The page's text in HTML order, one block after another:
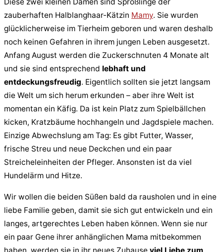
zauberhaften Halblanghaar-Kätzin Mamy. Sie wurden
glücklicherweise im Tierheim geboren und waren deshalb
noch keinen Gefahren in ihrem jungen Leben ausgesetzt.
Anfang August werden die Zuckerschnuten 4 Monate alt
und sie sind entsprechend lebhaft und
entdeckungsfreudig. Eigentlich sollten sie jetzt langsam
die Welt um sich herum erkunden – aber ihre Welt ist
momentan ein Käfig. Da ist kein Platz zum Spielbällchen
kicken, Kratzbäume hochhangeln und Jagdspiele machen.
Einzige Abwechslung am Tag: Es gibt Futter, Wasser,
frische Streu und neue Deckchen und ein paar
Streicheleinheiten der Pfleger. Ansonsten ist da viel
Hundelärm und Hitze.
Wir wollen die beiden Süßen bald da rausholen und in eine
liebe Familie geben, damit sie sich gut entwickeln und ein
langes, artgerechtes Leben haben können. Wenn sie nur
ein paar Gene ihrer anhänglichen Mama mitbekommen
haben, werden sie in ihr neues Zuhause viel Liebe zum